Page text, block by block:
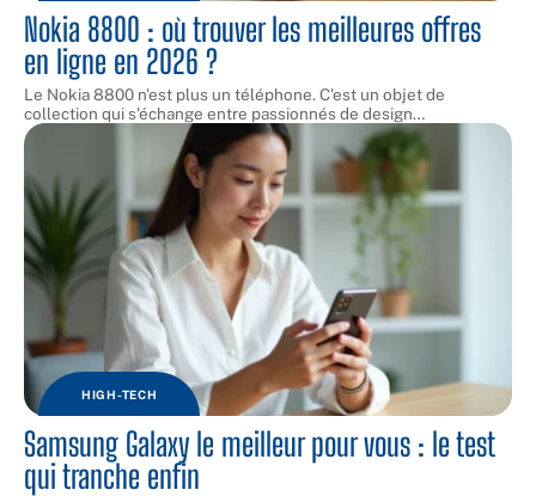
Nokia 8800 : où trouver les meilleures offres
en ligne en 2026 ?
Le Nokia 8800 n'est plus un téléphone. C'est un objet de
collection qui s'échange entre passionnés de design…
HIGH-TECH
Samsung Galaxy le meilleur pour vous : le test
qui tranche enfin